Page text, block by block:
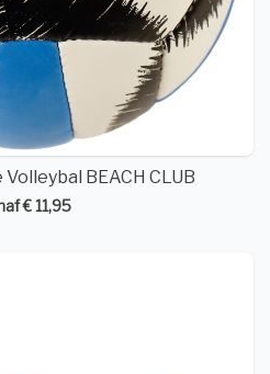
BEACH CLUB
€ 11,95